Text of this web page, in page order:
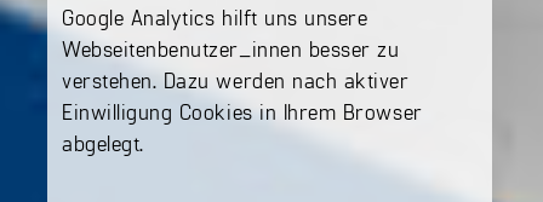
Google Analytics hilft uns unsere
Webseitenbenutzer_innen besser zu
verstehen. Dazu werden nach aktiver
Einwilligung Cookies in Ihrem Browser
abgelegt.